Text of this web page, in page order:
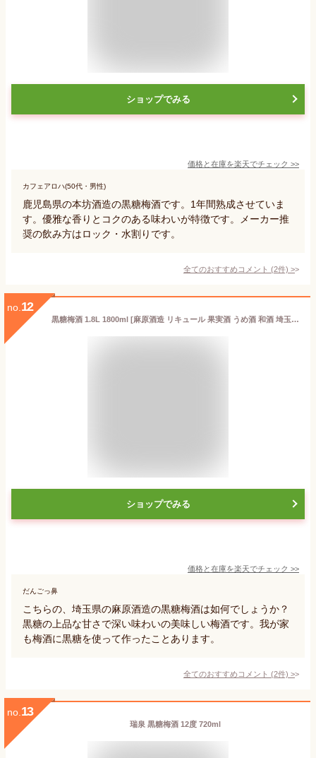
ショップでみる
価格と在庫を楽天でチェック >>
カフェアロハ(50代・男性)
鹿児島県の本坊酒造の黒糖梅酒です。1年間熟成させていま
す。優雅な香りとコクのある味わいが特徴です。メーカー推
奨の飲み方はロック・水割りです。
全てのおすすめコメント (2件) >
no. 12
黒糖梅酒 1.8L 1800ml [麻原酒造 リキュール 果実酒 うめ酒 和酒 埼玉県]ギフト プレゼント 贈り物 お祝い 内祝い お返し 誕生日プレゼント 父の日 敬老の日
ショップでみる
価格と在庫を楽天でチェック >>
だんごっ鼻
こちらの、埼玉県の麻原酒造の黒糖梅酒は如何でしょうか？
黒糖の上品な甘さで深い味わいの美味しい梅酒です。我が家
も梅酒に黒糖を使って作ったことあります。
全てのおすすめコメント (2件) >
no. 13
瑞泉 黒糖梅酒 12度 720ml